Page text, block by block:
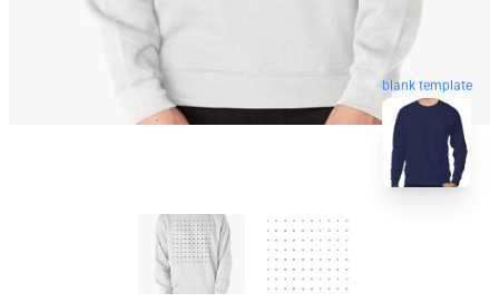
blank template